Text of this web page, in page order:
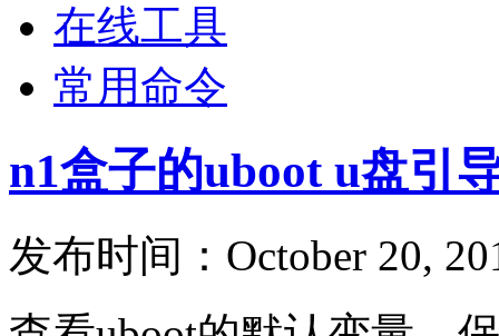
在线工具
常用命令
n1盒子的uboot u盘引
发布时间：October 20,